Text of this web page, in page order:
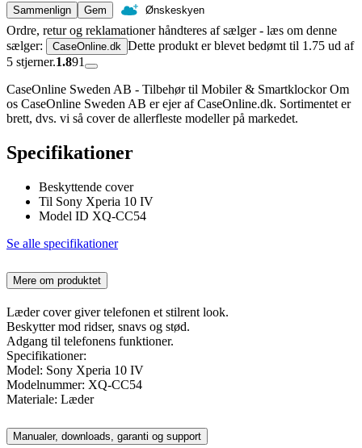
Sammenlign
Gem Ønskeskyen
Ordre, retur og reklamationer håndteres af sælger - læs om denne
sælger:
CaseOnline.dk Dette produkt er blevet bedømt til 1.75 ud af
5 stjerner.1.891
CaseOnline Sweden AB - Tilbehør til Mobiler & Smartklockor Om
os CaseOnline Sweden AB er ejer af CaseOnline.dk. Sortimentet er
brett, dvs. vi så cover de allerfleste modeller på markedet.
Specifikationer
Beskyttende cover
Til Sony Xperia 10 IV
Model ID XQ-CC54
Se alle specifikationer
Mere om produktet
Læder cover giver telefonen et stilrent look.
Beskytter mod ridser, snavs og stød.
Adgang til telefonens funktioner.
Specifikationer:
Model: Sony Xperia 10 IV
Modelnummer: XQ-CC54
Materiale: Læder
Manualer, downloads, garanti og support